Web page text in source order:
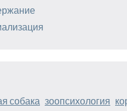
собака зоопсихология